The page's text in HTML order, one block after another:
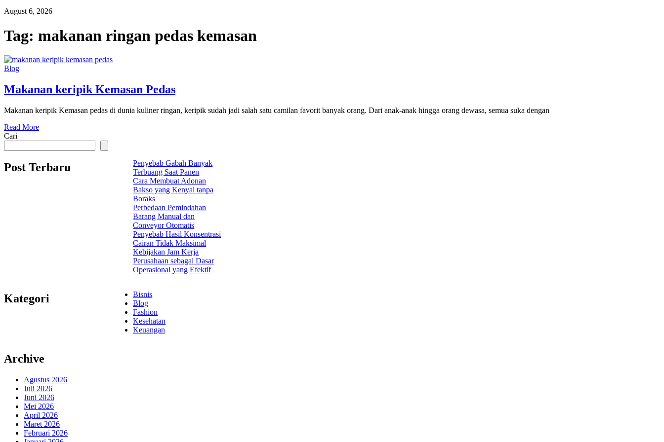
August 6, 2026
Tag: makanan ringan pedas kemasan
Blog
Makanan keripik Kemasan Pedas
Makanan keripik Kemasan pedas di dunia kuliner ringan, keripik sudah jadi salah satu camilan favorit banyak orang. Dari anak-anak hingga orang dewasa, semua suka dengan
Read More
Cari
Post Terbaru
Penyebab Gabah Banyak
Terbuang Saat Panen
Cara Membuat Adonan
Bakso yang Kenyal tanpa
Boraks
Perbedaan Pemindahan
Barang Manual dan
Conveyor Otomatis
Penyebab Hasil Konsentrasi
Cairan Tidak Maksimal
Kebijakan Jam Kerja
Perusahaan sebagai Dasar
Operasional yang Efektif
Kategori
Bisnis
Blog
Fashion
Kesehatan
Keuangan
Archive
Agustus 2026
Juli 2026
Juni 2026
Mei 2026
April 2026
Maret 2026
Februari 2026